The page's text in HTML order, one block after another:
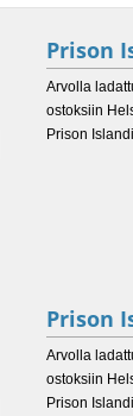
Prison
Arvolla
ostoksiin
Prison
Prison
Arvolla
ostoksiin
Prison